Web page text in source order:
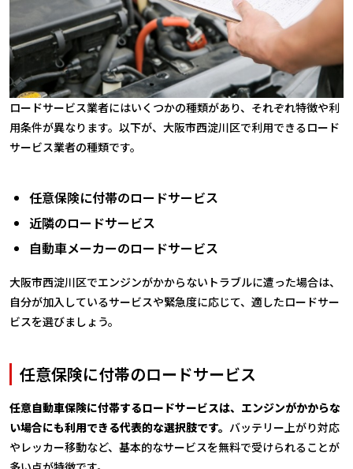
ロードサービス業者にはいくつかの種類があり、それぞれ特徴や利
用条件が異なります。以下が、大阪市西淀川区で利用できるロード
サービス業者の種類です。
任意保険に付帯のロードサービス
近隣のロードサービス
自動車メーカーのロードサービス
大阪市西淀川区でエンジンがかからないトラブルに遭った場合は、
自分が加入しているサービスや緊急度に応じて、適したロードサー
ビスを選びましょう。
任意保険に付帯のロードサービス
任意自動車保険に付帯するロードサービスは、エンジンがかからな
い場合にも利用できる代表的な選択肢です。 バッテリー上がり対応
やレッカー移動など、基本的なサービスを無料で受けられることが